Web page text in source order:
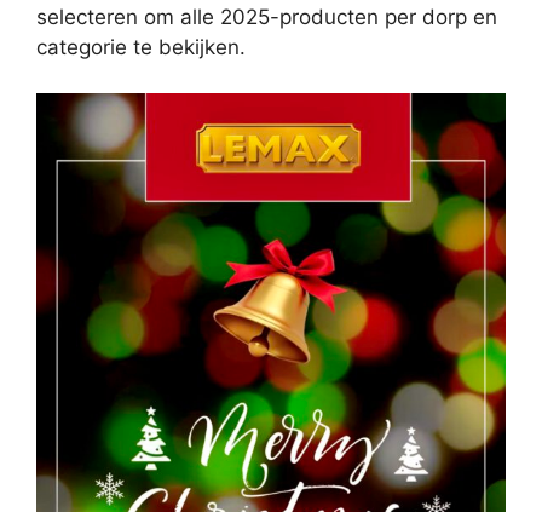
selecteren om alle 2025-producten per dorp en
categorie te bekijken.